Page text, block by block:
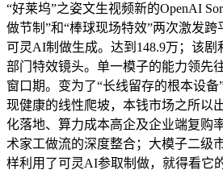
“好莱坞”之姿文生视频新的OpenAI
做节制”和“棒球现场特效”两次激发
可灵AI制做生成。达到148.9万；该
部门特效镜头。单一模子的能力领先
窗口期。变为了“长线留存的根本设
现健康的线性爬坡，本钱市场之所以
化落地、算力成本高企及企业端复购
术家工做流的深度整合；大模子二级
样利用了可灵AI参取制做，就得看它